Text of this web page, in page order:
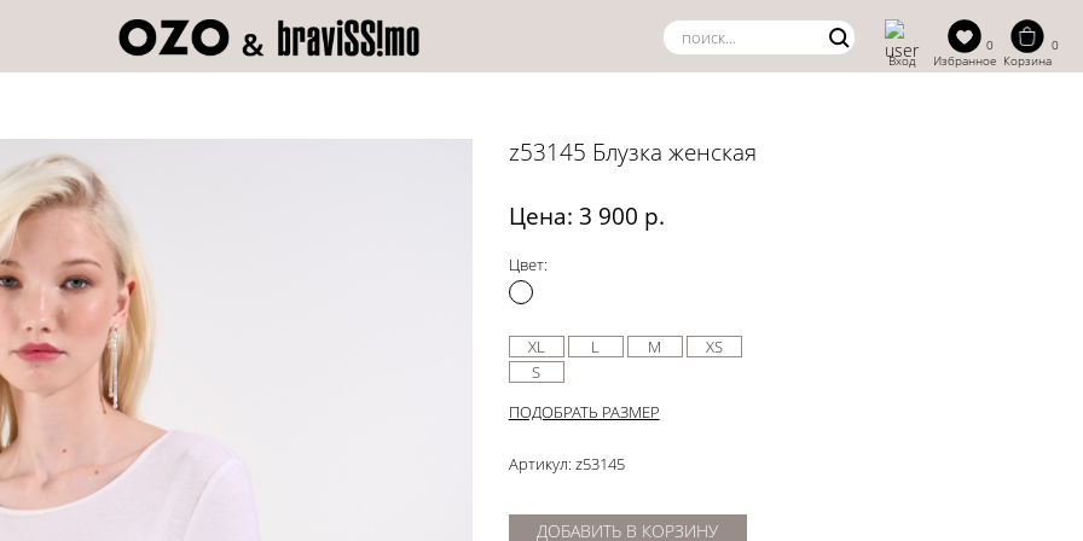
z53145 Блузка женская
Цена: 3 900 р.
Цвет:
XL L M
XS
S
ПОДОБРАТЬ РАЗМЕР
Артикул: z53145
ДОБАВИТЬ В КОРЗИНУ
Вход
0
Избранное
0
Корзина